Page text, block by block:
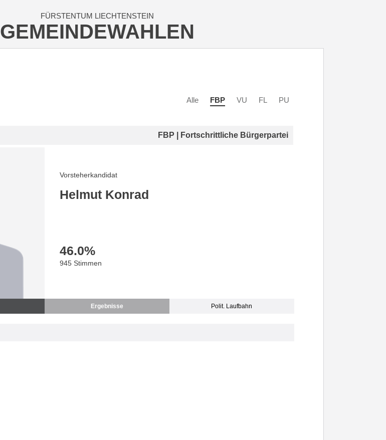
FÜRSTENTUM LIECHTENSTEIN
GEMEINDEWAHLEN
Alle FBP VU FL PU
FBP | Fortschrittliche Bürgerpartei
Vorsteherkandidat
Helmut Konrad
46.0%
945 Stimmen
Ergebnisse Polit. Laufbahn